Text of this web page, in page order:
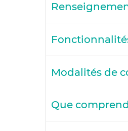
Modalités de
Que